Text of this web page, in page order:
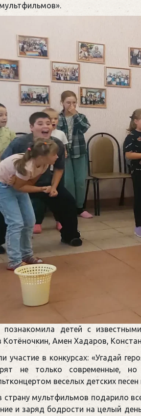
познакомила детей с
Котёночкин, Амен Хадаров,
участие в конкурсах: «Угадай
не только современные, но
веселых детских
страну мультфильмов подарило
и заряд бодрости на целый